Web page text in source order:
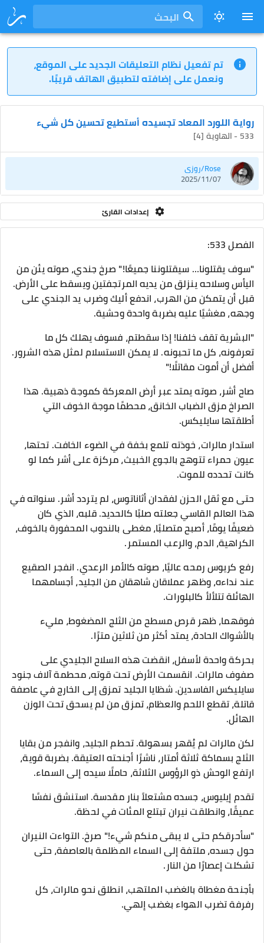
البحث
تم تفعيل نظام التعليقات الجديد على الموقع،
ونعمل على إضافته لتطبيق الهاتف قريبًا.
رواية اللورد المعاد تجسيده أستطيع تحسين كل شيء
533 - الهاوية [4]
Rose/روزي
2025/11/07
إعدادات القارئ
الفصل 533:
"سوف يقتلونا… سيقتلوننا جميعًا!" صرخ جندي، صوته يئن من
اليأس وسلاحه ينزلق من يديه المرتجفتين ويسقط على الأرض.
قبل أن يتمكن من الهرب، اندفع أليك وضرب يد الجندي على
وجهه، مغشيًا عليه بضربة واحدة وحشية.
"البشرية تقف خلفنا! إذا سقطتم، فسوف يهلك كل ما
تعرفونه، كل ما تحبونه. لا يمكن الاستسلام لمثل هذه الشرور.
أفضل أن أموت مقاتلًا!"
صاح أشر، صوته يمتد عبر أرض المعركة كموجة ذهبية. هذا
الصراخ مزق الضباب الخانق، محطمًا موجة الخوف التي
أطلقتها سايليكس.
استدار مالرات، خوذته تلمع بخفة في الضوء الخافت. تحتها،
عيون حمراء تتوهج بالجوع الخبيث، مركزة على أشر كما لو
كانت تحدده للموت.
حتى مع ثقل الحزن لفقدان أثاناتوس، لم يتردد أشر. سنواته في
هذا العالم القاسي جعلته صلبًا كالحديد. قلبه، الذي كان
ضعيفًا يومًا، أصبح متصلبًا، مغطى بالندوب المحفورة بالخوف،
الكراهية، الدم، والرعب المستمر.
رفع كريوس رمحه عاليًا، صوته كالأمر الرعدي. انفجر الصقيع
عند نداءه، وظهر عملاقان شاهقان من الجليد، أجسامهما
الهائلة تتلألأ كالبلورات.
فوقهما، ظهر قرص مسطح من الثلج المضغوط، مليء
بالأشواك الحادة، يمتد أكثر من ثلاثين مترًا.
بحركة واحدة لأسفل، انقضت هذه السلاح الجليدي على
صفوف مالرات. انقسمت الأرض تحت قوته، محطمة آلاف جنود
سايليكس الفاسدين. شظايا الجليد تمزق إلى الخارج في عاصفة
قاتلة، تقطع اللحم والعظام، تمزق من لم يسحق تحت الوزن
الهائل.
لكن مالرات لم يُقهر بسهولة. تحطم الجليد، وانفجر من بقايا
الثلج بسماكة ثلاثة أمتار، ناشرًا أجنحته العتيقة. بضربة قوية،
ارتفع الوحش ذو الرؤوس الثلاثة، حاملًا سيده إلى السماء.
تقدم إيليوس، جسده مشتعلاً بنار مقدسة. استنشق نفسًا
عميقًا، وانطلقت نيران تبتلع المئات في لحظة.
"سأحرقكم حتى لا يبقى منكم شيء!" صرخ. التواءت النيران
حول جسده، ملتفة إلى السماء المظلمة بالعاصفة، حتى
تشكلت إعصارًا من النار.
بأجنحة مغطاة بالغضب الملتهب، انطلق نحو مالرات، كل
رفرفة تضرب الهواء بغضب إلهي.